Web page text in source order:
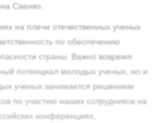
Саенко.
на плечи отечественных ученых
по обеспечению
страны. Важно вовремя
потенциал молодых ученых, но и
ученых занимается решением
по участию наших сотрудников на
конференциях,